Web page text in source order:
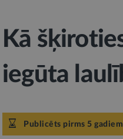
Kā
iegūta
Publicēts pirms 5